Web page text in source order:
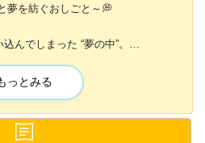
夢を紡ぐおしごと～💭
んでしまった “夢の中”。
今日も誰かと心を通わせていま
っとみる